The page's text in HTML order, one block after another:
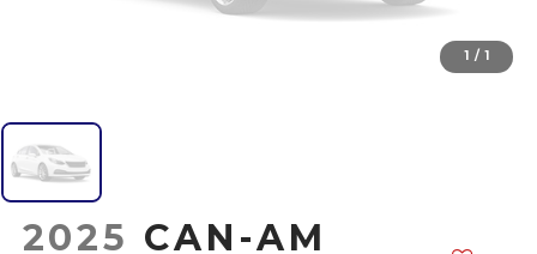
1 / 1
2025 CAN-AM